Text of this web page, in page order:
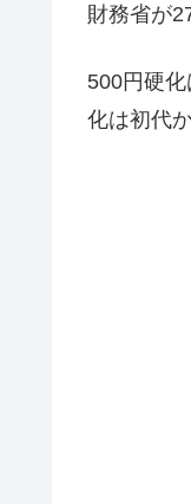
財務省が
500円硬
化は初代